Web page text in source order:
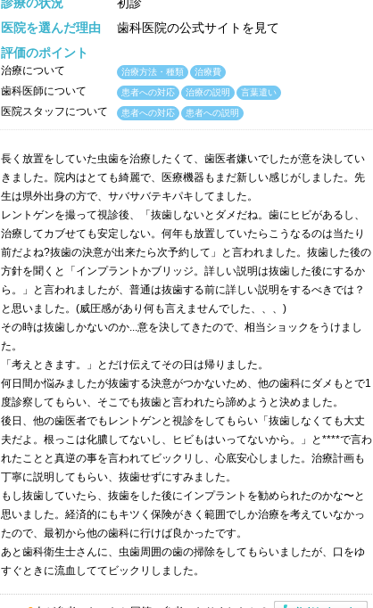
医院を選んだ理由
歯科医院の公式サイトを見て
評価のポイント
治療について 治療方法・種類 治療費
歯科医師について 患者への対応 治療の説明 言葉遣い
医院スタッフについて 患者への対応 患者への説明
長く放置をしていた虫歯を治療したくて、歯医者嫌いでしたが意を決してい
きました。院内はとても綺麗で、医療機器もまだ新しい感じがしました。先
生は県外出身の方で、サバサバテキパキしてました。
レントゲンを撮って視診後、「抜歯しないとダメだね。歯にヒビがあるし、
治療してカブせても安定しない。何年も放置していたらこうなるのは当たり
前だよね?抜歯の決意が出来たら次予約して」と言われました。抜歯した後の
方針を聞くと「インプラントかブリッジ。詳しい説明は抜歯した後にするか
ら。」と言われましたが、普通は抜歯する前に詳しい説明をするべきでは？
と思いました。(威圧感があり何も言えませんでした、、、)
その時は抜歯しかないのか...意を決してきたので、相当ショックをうけまし
た。
「考えときます。」とだけ伝えてその日は帰りました。
何日間か悩みましたが抜歯する決意がつかないため、他の歯科にダメもとで1
度診察してもらい、そこでも抜歯と言われたら諦めようと決めました。
後日、他の歯医者でもレントゲンと視診をしてもらい「抜歯しなくても大丈
夫だよ。根っこは化膿してないし、ヒビもはいってないから。」と****で言わ
れたことと真逆の事を言われてビックリし、心底安心しました。治療計画も
丁寧に説明してもらい、抜歯せずにすみました。
もし抜歯していたら、抜歯をした後にインプラントを勧められたのかな〜と
思いました。経済的にもキツく保険がきく範囲でしか治療を考えていなかっ
たので、最初から他の歯科に行けば良かったです。
あと歯科衛生士さんに、虫歯周囲の歯の掃除をしてもらいましたが、口をゆ
すぐときに流血しててビックリしました。